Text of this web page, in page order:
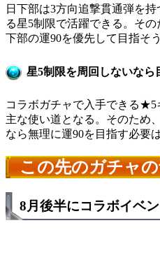
日下部は3方向追撃貫通弾を
る星5制限で活躍できる。そ
下部の運90を優先して目指そう
星5制限を周回しないなら
コラボガチャで入手できる
主な使い道となる。そのため
なら無理に運90を目指す必要
この先のガチャ
8月後半にコラボイベ